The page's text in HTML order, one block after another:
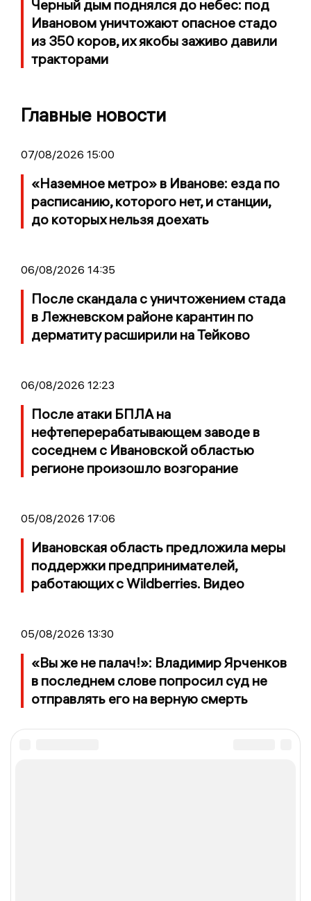
Черный дым поднялся до небес: под
Ивановом уничтожают опасное стадо
из 350 коров, их якобы заживо давили
тракторами
Главные новости
07/08/2026 15:00
«Наземное метро» в Иванове: езда по
расписанию, которого нет, и станции,
до которых нельзя доехать
06/08/2026 14:35
После скандала с уничтожением стада
в Лежневском районе карантин по
дерматиту расширили на Тейково
06/08/2026 12:23
После атаки БПЛА на
нефтеперерабатывающем заводе в
соседнем с Ивановской областью
регионе произошло возгорание
05/08/2026 17:06
Ивановская область предложила меры
поддержки предпринимателей,
работающих с Wildberries. Видео
05/08/2026 13:30
«Вы же не палач!»: Владимир Ярченков
в последнем слове попросил суд не
отправлять его на верную смерть